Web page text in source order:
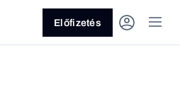
Előfizetés